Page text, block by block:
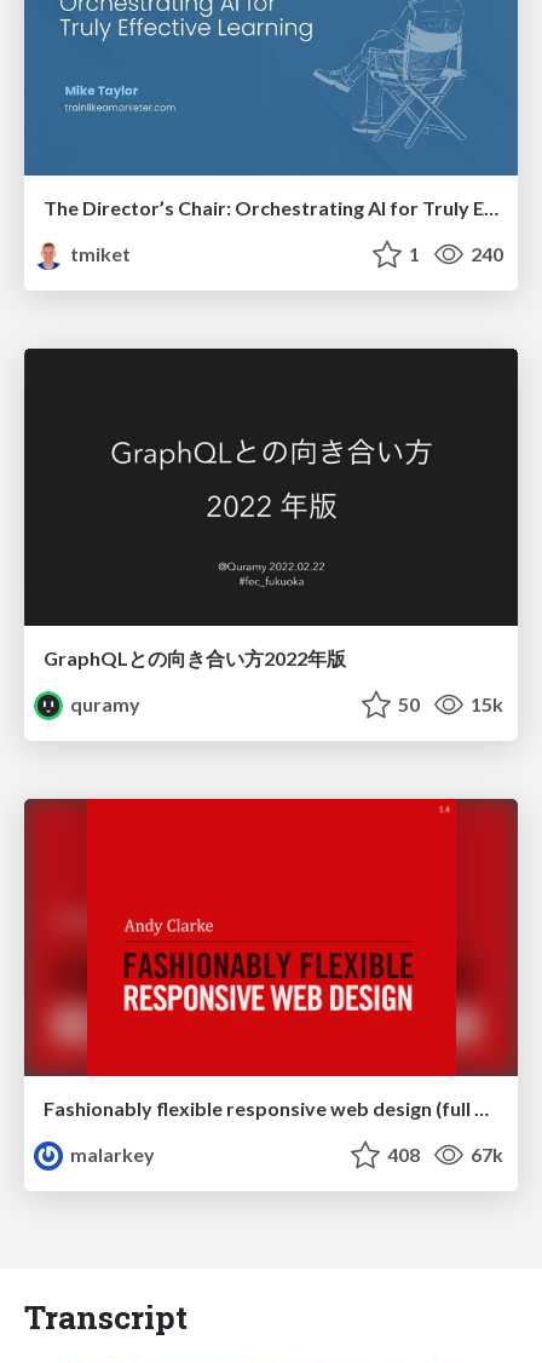
tmiket
1 240
GraphQLとの向き合い方2022年版
quramy
50 15k
Fashionably flexible responsive web design (full day workshop)
malarkey
408 67k
Transcript